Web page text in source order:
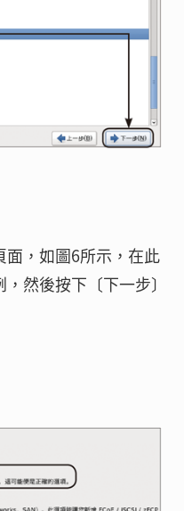
，如圖6所示，在此
然後按下〔下一步〕